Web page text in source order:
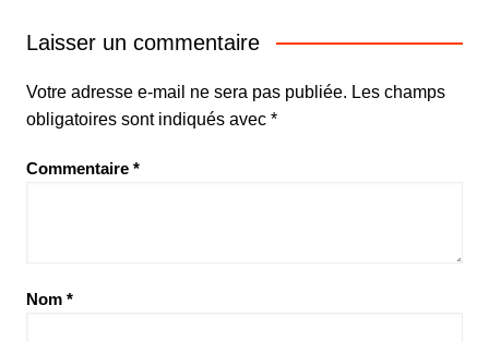
Laisser un commentaire
Votre adresse e-mail ne sera pas publiée. Les champs
obligatoires sont indiqués avec *
Commentaire *
Nom *